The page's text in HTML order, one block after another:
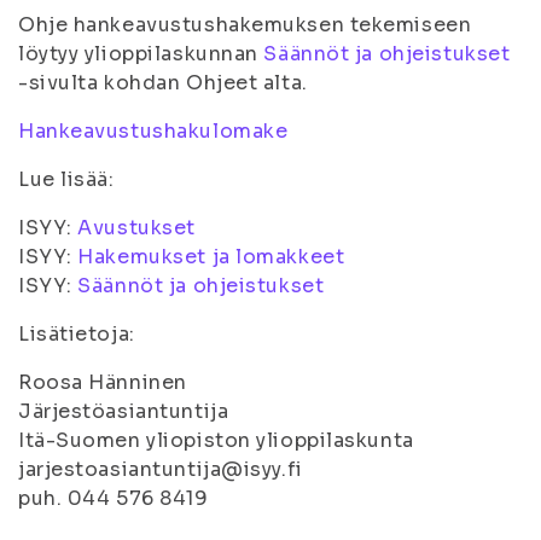
Ohje hankeavustushakemuksen tekemiseen
löytyy ylioppilaskunnan Säännöt ja ohjeistukset
-sivulta kohdan Ohjeet alta.
Hankeavustushakulomake
Lue lisää:
ISYY:Avustukset
ISYY: Hakemukset ja lomakkeet
ISYY: Säännöt ja ohjeistukset
Lisätietoja:
Roosa Hänninen
Järjestöasiantuntija
Itä-Suomen yliopiston ylioppilaskunta
jarjestoasiantuntija@isyy.fi
puh. 044 576 8419